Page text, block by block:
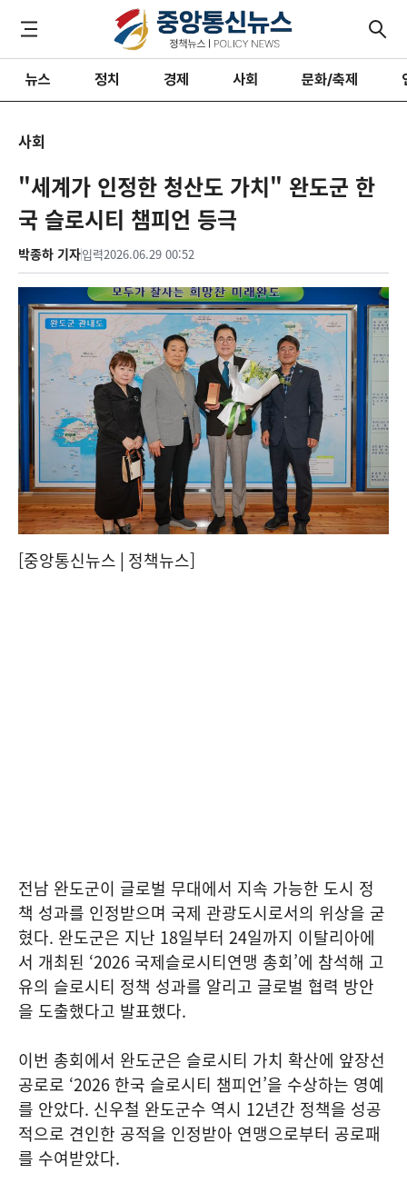
뉴스 정치 경제 사회 문화/축제
사회
"세계가 인정한 청산도 가치" 완도군 한
국 슬로시티 챔피언 등극
박종하 기자입력2026.06.29 00:52
[중앙통신뉴스│정책뉴스]
전남 완도군이 글로벌 무대에서 지속 가능한 도시 정
책 성과를 인정받으며 국제 관광도시로서의 위상을 굳
혔다. 완도군은 지난 18일부터 24일까지 이탈리아에
서 개최된 ‘2026 국제슬로시티연맹 총회’에 참석해 고
유의 슬로시티 정책 성과를 알리고 글로벌 협력 방안
을 도출했다고 발표했다.
이번 총회에서 완도군은 슬로시티 가치 확산에 앞장선
공로로 ‘2026 한국 슬로시티 챔피언’을 수상하는 영예
를 안았다. 신우철 완도군수 역시 12년간 정책을 성공
적으로 견인한 공적을 인정받아 연맹으로부터 공로패
를 수여받았다.